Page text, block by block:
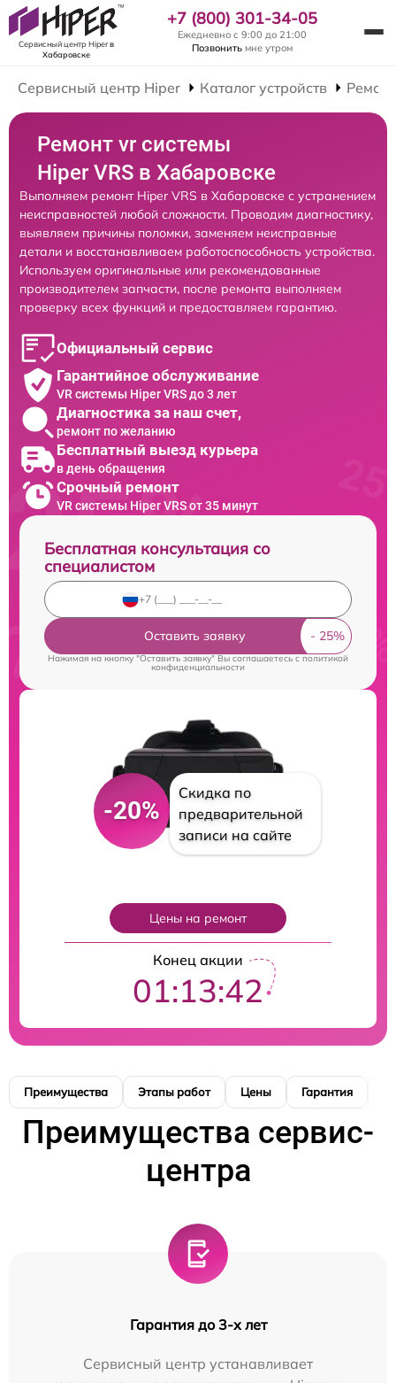
Сервисный центр Hiperв
Хабаровске
+7 (800) 301-34-05
Ежедневно с 9:00 до 21:00
Позвонить мне утром
Сервисный центр Hiper Каталог устройств
Ремонт vr системы
Hiper VRS в Хабаровске
Выполняем ремонт Hiper VRS в Хабаровске с устранением
неисправностей любой сложности. Проводим диагностику,
выявляем причины поломки, заменяем неисправные
детали и восстанавливаем работоспособность устройства.
Используем оригинальные или рекомендованные
производителем запчасти, после ремонта выполняем
проверку всех функций и предоставляем гарантию.
Официальный сервис
Гарантийное обслуживание
VR системы Hiper VRS до 3 лет
Диагностика за наш счет,
ремонт по желанию
Бесплатный выезд курьера
в день обращения
Срочный ремонт
VR системы Hiper VRS от 35 минут
Бесплатная консультация со
специалистом
Оставить заявку
Нажимая на кнопку "Оставить заявку" Вы соглашаетесь cполитикой
конфиденциальности
-20%
Скидка по
предварительной
записи на сайте
Цены на ремонт
Конец акции
01:13:42
Преимущества Этапы работ Цены Гарантия
Преимущества сервис-
центра
Гарантия до 3-х лет
Сервисный центр устанавливает